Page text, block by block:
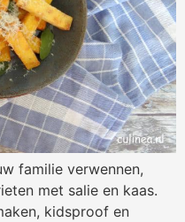
familie verwennen,
met salie en kaas.
kidsproof en